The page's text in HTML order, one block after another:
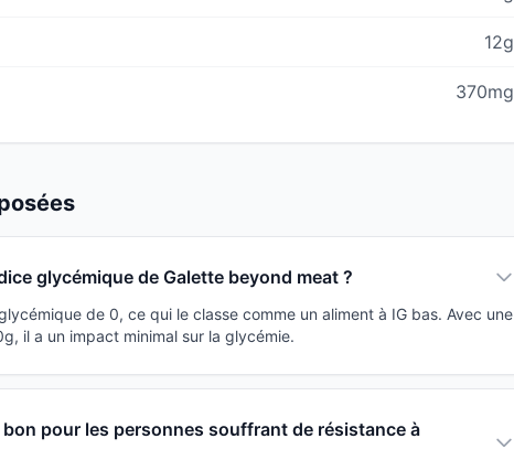
12g
370mg
glycémique de Galette beyond meat ?
de 0, ce qui le classe comme un aliment à IG bas. Avec une
il a un impact minimal sur la glycémie.
pour les personnes souffrant de résistance à